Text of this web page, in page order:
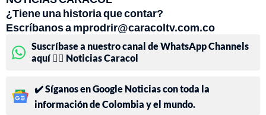
¿Tiene una historia que contar?
Escríbanos a mprodrir@caracoltv.com.co
Suscríbase a nuestro canal de WhatsApp Channels
aquí 👉🏻 Noticias Caracol
✔️ Síganos en Google Noticias con toda la
información de Colombia y el mundo.